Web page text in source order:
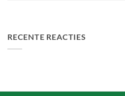
RECENTE REACTIES